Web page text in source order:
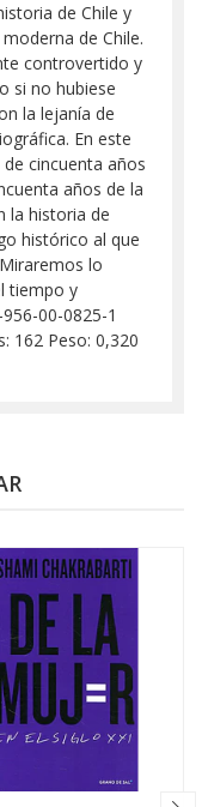
de Chile y
de Chile.
controvertido y
si no hubiese
la lejanía de
En este
cincuenta años
años de la
la historia de
histórico al que
lo
tiempo y
00-0825-1
162 Peso: 0,320